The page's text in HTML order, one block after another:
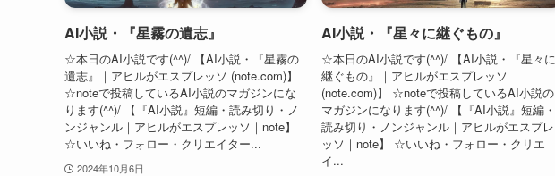
AI小説・『星霧の遺志』
☆本日のAI小説です(^^)/ 【AI小説・『星霧の
遺志』｜アヒルがエスプレッソ (note.com)】
☆noteで投稿しているAI小説のマガジンにな
ります(^^)/ 【『AI小説』短編・読み切り・ノ
ンジャンル｜アヒルがエスプレッソ｜note】
☆いいね・フォロー・クリエイター...
2024年10月6日
AI小説・『星々に継ぐもの』
☆本日のAI小説です(^^)/ 【AI小説・『星々に
継ぐもの』｜アヒルがエスプレッソ
(note.com)】 ☆noteで投稿しているAI小説の
マガジンになります(^^)/ 【『AI小説』短編・
読み切り・ノンジャンル｜アヒルがエスプレ
ッソ｜note】 ☆いいね・フォロー・クリエ
イ...